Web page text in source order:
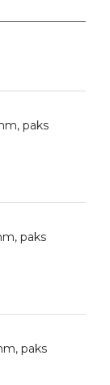
paks
paks
paks